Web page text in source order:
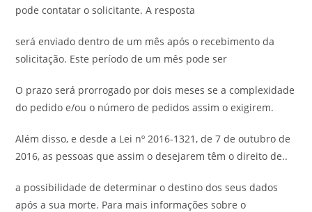
pode contatar o solicitante. A resposta
será enviado dentro de um mês após o recebimento da
solicitação. Este período de um mês pode ser
O prazo será prorrogado por dois meses se a complexidade
do pedido e/ou o número de pedidos assim o exigirem.
Além disso, e desde a Lei nº 2016-1321, de 7 de outubro de
2016, as pessoas que assim o desejarem têm o direito de..
a possibilidade de determinar o destino dos seus dados
após a sua morte. Para mais informações sobre o